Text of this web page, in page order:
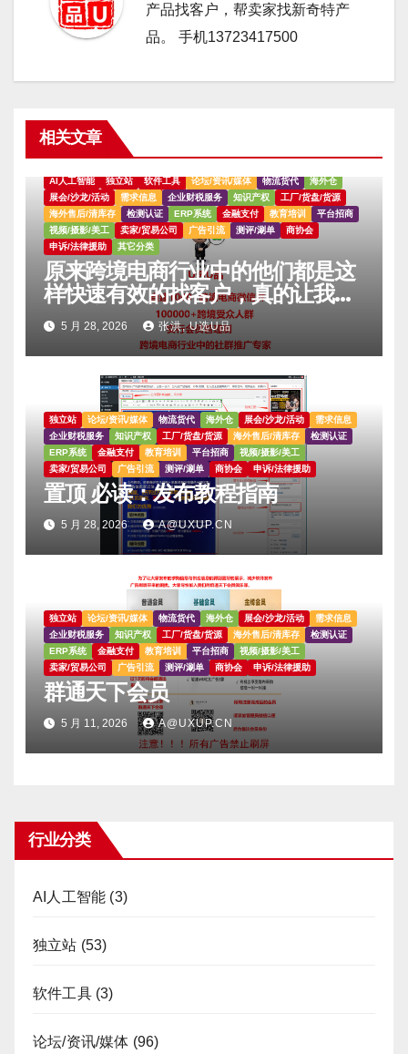
产品找客户，帮卖家找新奇特产
品。 手机13723417500
相关文章
AI人工智能 独立站 软件工具 论坛/资讯/媒体 物流货代
海外仓
展会/沙龙/活动
需求信息 企业财税服务 知识产权
工厂/货盘/货源
海外售后/清库存
检测认证 ERP系统 金融支付 教育培训
平台招商
视频/摄影/美工
卖家/贸易公司 广告引流 测评/涮单
商协会
申诉/法律援助
其它分类
原来跨境电商行业中的他们都是这
样快速有效的找客户，真的让我大
吃一惊。。。。
5 月 28, 2026 张洪, U选U品
独立站 论坛/资讯/媒体 物流货代 海外仓 展会/沙龙/活动
需求信息
企业财税服务
知识产权 工厂/货盘/货源 海外售后/清库存
检测认证
ERP系统
金融支付 教育培训 平台招商
视频/摄影/美工
卖家/贸易公司
广告引流 测评/涮单 商协会 申诉/法律援助
置顶 必读：发布教程指南
5 月 28, 2026 A@UXUP.CN
独立站 论坛/资讯/媒体 物流货代 海外仓 展会/沙龙/活动
需求信息
企业财税服务
知识产权 工厂/货盘/货源 海外售后/清库存
检测认证
ERP系统
金融支付 教育培训 平台招商
视频/摄影/美工
卖家/贸易公司
广告引流 测评/涮单 商协会 申诉/法律援助
群通天下会员
5 月 11, 2026 A@UXUP.CN
行业分类
AI人工智能 (3)
独立站 (53)
软件工具(3)
论坛/资讯/媒体 (96)